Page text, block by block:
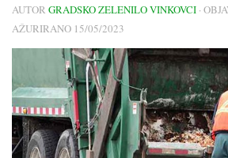
AUTOR GRADSKO ZELENILO VINKOVCI ·
AŽURIRANO 15/05/2023